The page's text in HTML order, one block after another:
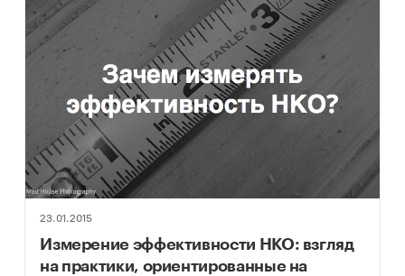
23.01.2015
Измерение эффективности НКО: взгляд
на практики, ориентированные на